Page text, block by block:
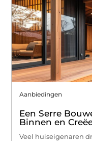
Aanbiedingen
Een Serre
Binnen en
Veel huiseigenaren